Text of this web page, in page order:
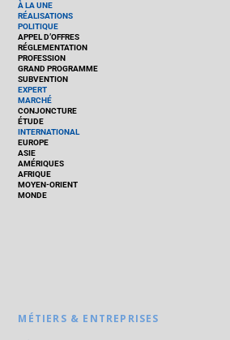
À LA UNE
RÉALISATIONS
POLITIQUE
APPEL D’OFFRES
RÉGLEMENTATION
PROFESSION
GRAND PROGRAMME
SUBVENTION
EXPERT
MARCHÉ
CONJONCTURE
ÉTUDE
INTERNATIONAL
EUROPE
ASIE
AMÉRIQUES
AFRIQUE
MOYEN-ORIENT
MONDE
MÉTIERS & ENTREPRISES